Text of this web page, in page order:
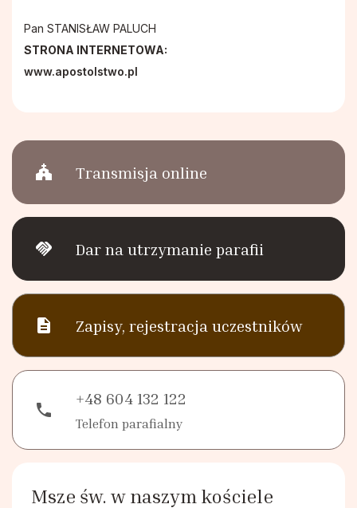
Chór Parafialny
church Transmisja online
handshake Dar na utrzymanie parafii
description Zapisy, rejestracja uczestników
phone
+48 604 132 122
Telefon parafialny
Msze św. w naszym kościele
Pan STANISŁAW PALUCH
STRONA INTERNETOWA:
www.apostolstwo.pl